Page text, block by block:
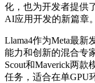
化，也为开发者提供
AI应用开发的新篇章。
Llama4作为Meta最新
能力和创新的混合专
Scout和Maverick两款
任务，适合在单GPU